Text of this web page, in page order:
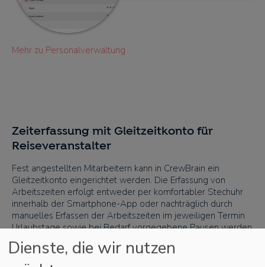
Mehr zu Personalverwaltung
Zeiterfassung mit Gleitzeitkonto für
Reiseveranstalter
Fest angestellten Mitarbeitern kann in CrewBrain ein
Gleitzeitkonto eingerichtet werden. Die Erfassung von
Arbeitszeiten erfolgt entweder per komfortabler Stechuhr
innerhalb der Smartphone-App oder nachträglich durch
manuelles Erfassen der Arbeitszeiten im jeweiligen Termin.
Urlaubstage sowie bei Bedarf vorgegebene Pausen werden
automatisch abgezogen.
Dienste, die wir nutzen